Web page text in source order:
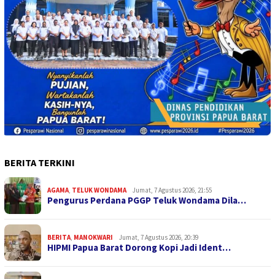
BERITA TERKINI
AGAMA TELUK WONDAMA Jumat, 7 Agustus 2026, 21:55
Pengurus Perdana PGGP Teluk Wondama Dila…
BERITA MANOKWARI Jumat, 7 Agustus 2026, 20:39
HIPMI Papua Barat Dorong Kopi Jadi Ident…